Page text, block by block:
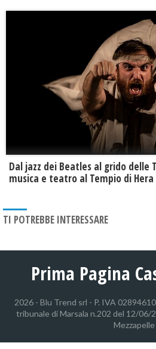
Dal jazz dei Beatles al grido delle
musica e teatro al Tempio di
TI POTREBBE INTERESSARE
Prima Pagina
2026 - Blu Trend srl - P. IVA
tribunale di Marsala n.202 del 12/06/
Mezzapelle